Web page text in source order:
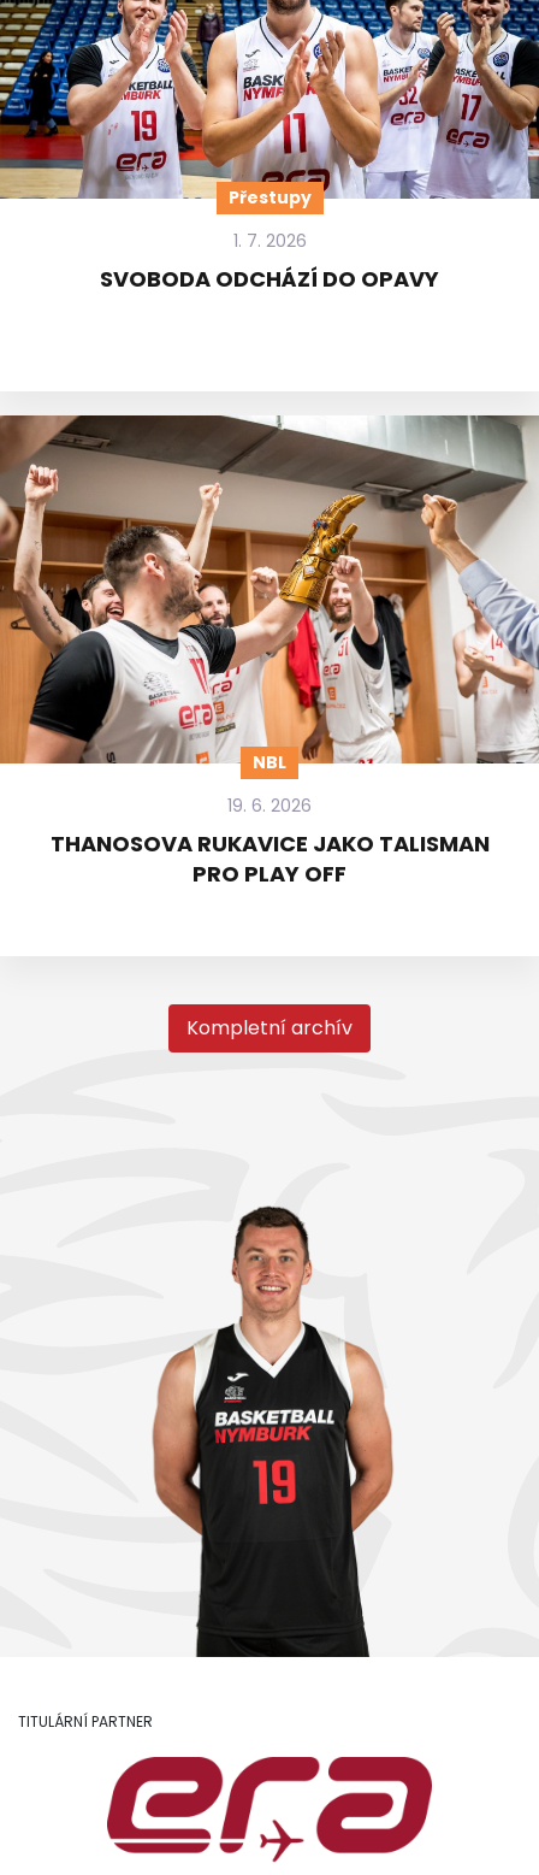
Přestupy
1. 7. 2026
SVOBODA ODCHÁZÍ DO OPAVY
NBL
19. 6. 2026
THANOSOVA RUKAVICE JAKO TALISMAN
PRO PLAY OFF
Kompletní archív
TITULÁRNÍ PARTNER